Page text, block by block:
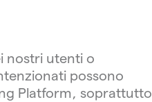
nostri utenti o
possono
Platform, soprattutto